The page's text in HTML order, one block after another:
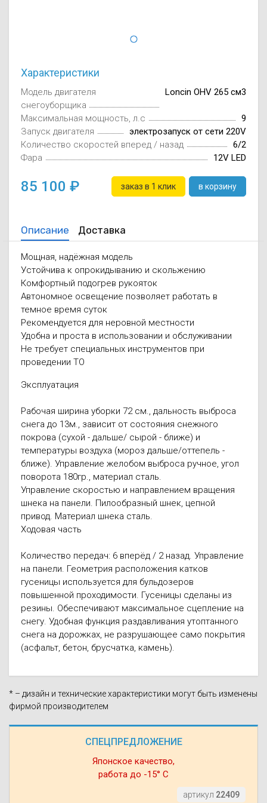
СПЕЦПРЕДЛОЖЕНИЕ
Японское качество,
работа до -15° С
артикул 22409
Характеристики
Модель двигателя
снегоуборщика
Loncin OHV 265 см3
Максимальная мощность, л.с
9
Запуск двигателя
электрозапуск от сети 220V
Количество скоростей вперед / назад
6/2
Фара
12V LED
85 100 заказ в 1 клик в корзину
Описание Доставка
Мощная, надёжная модель
Устойчива к опрокидыванию и скольжению
Комфортный подогрев рукояток
Автономное освещение позволяет работать в
темное время суток
Рекомендуется для неровной местности
Удобна и проста в использовании и обслуживании
Не требует специальных инструментов при
проведении ТО
Эксплуатация
Рабочая ширина уборки 72 см., дальность выброса
снега до 13м., зависит от состояния снежного
покрова (сухой - дальше/ сырой - ближе) и
температуры воздуха (мороз дальше/оттепель -
ближе). Управление желобом выброса ручное, угол
поворота 180гр., материал сталь.
Управление скоростью и направлением вращения
шнека на панели. Пилообразный шнек, цепной
привод. Материал шнека сталь.
Ходовая часть
Количество передач: 6 вперёд / 2 назад. Управление
на панели. Геометрия расположения катков
гусеницы используется для бульдозеров
повышенной проходимости. Гусеницы сделаны из
резины. Обеспечивают максимальное сцепление на
снегу. Удобная функция раздавливания утоптанного
снега на дорожках, не разрушающее само покрытия
(асфальт, бетон, брусчатка, камень).
* – дизайн и технические характеристики могут быть изменены
фирмой производителем